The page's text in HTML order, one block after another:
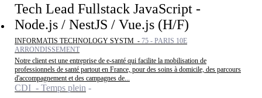
Tech Lead Fullstack JavaScript -
Node.js / NestJS / Vue.js (H/F)
INFORMATIS TECHNOLOGY SYSTM - 75 - PARIS 10E
ARRONDISSEMENT
Notre client est une entreprise de e-santé qui facilite la mobilisation de
professionnels de santé partout en France, pour des soins à domicile, des parcours
d'accompagnement et des campagnes de...
CDI - Temps plein